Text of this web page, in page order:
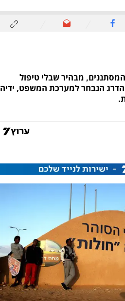
מבהיר שבלי טיפול
הנבחר למערכת המשפט, ידיה